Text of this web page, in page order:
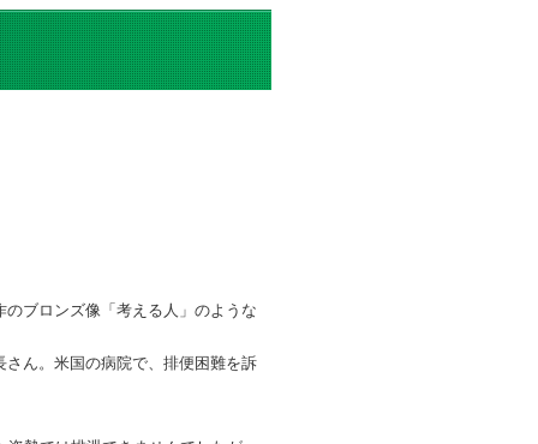
ブロンズ像「考える人」のような
ん。米国の病院で、排便困難を訴